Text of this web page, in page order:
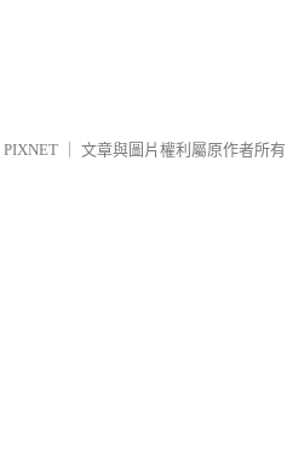
PIXNET 文章與圖片權利屬原作者所有